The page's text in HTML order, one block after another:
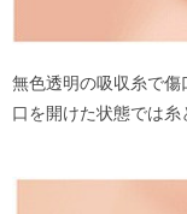
無色透明の吸収糸で傷
口を開けた状態では糸